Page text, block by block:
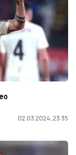
02.03.2024, 23:35